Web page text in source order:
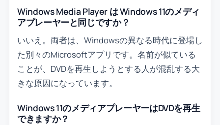
Windows Media Player は Windows 11のメディ
アプレーヤーと同じですか？
いいえ。両者は、Windowsの異なる時代に登場し
た別々のMicrosoftアプリです。名前が似ている
ことが、DVDを再生しようとする人が混乱する大
きな原因になっています。
Windows 11のメディアプレーヤーはDVDを再生
できますか？